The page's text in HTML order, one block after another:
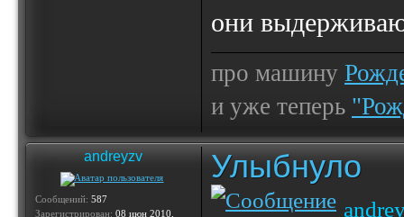
они
про машину
и уже теперь
andreyzv
Сообщений: 587
Зарегистрирован: 08 июн 2010,
Улыбнуло